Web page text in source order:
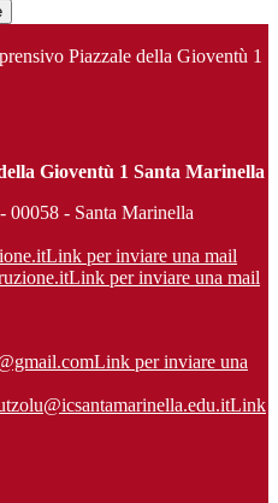
Piazzale della Gioventù 1
Gioventù 1 Santa Marinella
00058 - Santa Marinella
Link per inviare una mail
Link per inviare una mail
Link per inviare una
Link